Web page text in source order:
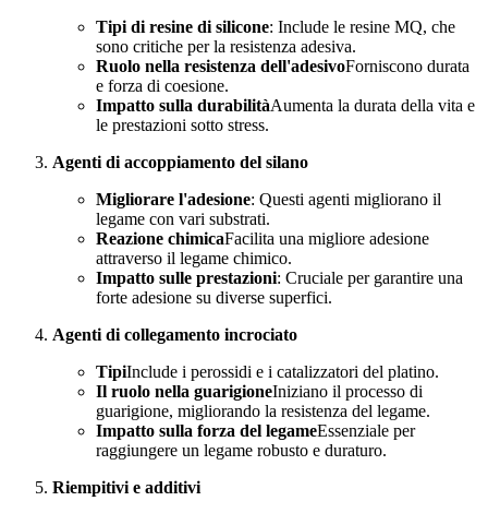
Tipi di resine di silicone: Include le resine MQ, che
sono critiche per la resistenza adesiva.
Ruolo nella resistenza dell'adesivoForniscono durata
e forza di coesione.
Impatto sulla durabilitàAumenta la durata della vita e
le prestazioni sotto stress.
Agenti di accoppiamento del silano
Migliorare l'adesione: Questi agenti migliorano il
legame con vari substrati.
Reazione chimicaFacilita una migliore adesione
attraverso il legame chimico.
Impatto sulle prestazioni: Cruciale per garantire una
forte adesione su diverse superfici.
Agenti di collegamento incrociato
TipiInclude i perossidi e i catalizzatori del platino.
Il ruolo nella guarigioneIniziano il processo di
guarigione, migliorando la resistenza del legame.
Impatto sulla forza del legameEssenziale per
raggiungere un legame robusto e duraturo.
Riempitivi e additivi